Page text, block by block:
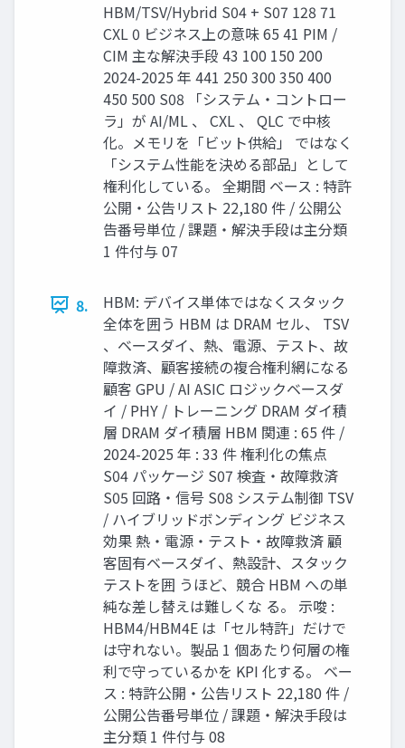
HBM/TSV/Hybrid S04 + S07 128 71
CXL 0 ビジネス上の意味 65 41 PIM /
CIM 主な解決手段 43 100 150 200
2024-2025 年 441 250 300 350 400
450 500 S08 「システム・コントロー
ラ」が AI/ML 、 CXL 、 QLC で中核
化。メモリを「ビット供給」 ではなく
「システム性能を決める部品」として
権利化している。 全期間 ベース : 特許
公開・公告リスト 22,180 件 / 公開公
告番号単位 / 課題・解決手段は主分類
1 件付与 07
8.
HBM: デバイス単体ではなくスタック
全体を囲う HBM は DRAM セル、 TSV
、ベースダイ、熱、電源、テスト、故
障救済、顧客接続の複合権利網になる
顧客 GPU / AI ASIC ロジックベースダ
イ / PHY / トレーニング DRAM ダイ積
層 DRAM ダイ積層 HBM 関連 : 65 件 /
2024-2025 年 : 33 件 権利化の焦点
S04 パッケージ S07 検査・故障救済
S05 回路・信号 S08 システム制御 TSV
/ ハイブリッドボンディング ビジネス
効果 熱・電源・テスト・故障救済 顧
客固有ベースダイ、熱設計、スタック
テストを囲 うほど、競合 HBM への単
純な差し替えは難しくな る。 示唆 :
HBM4/HBM4E は「セル特許」だけで
は守れない。製品 1 個あたり何層の権
利で守っているかを KPI 化する。 ベー
ス : 特許公開・公告リスト 22,180 件 /
公開公告番号単位 / 課題・解決手段は
主分類 1 件付与 08